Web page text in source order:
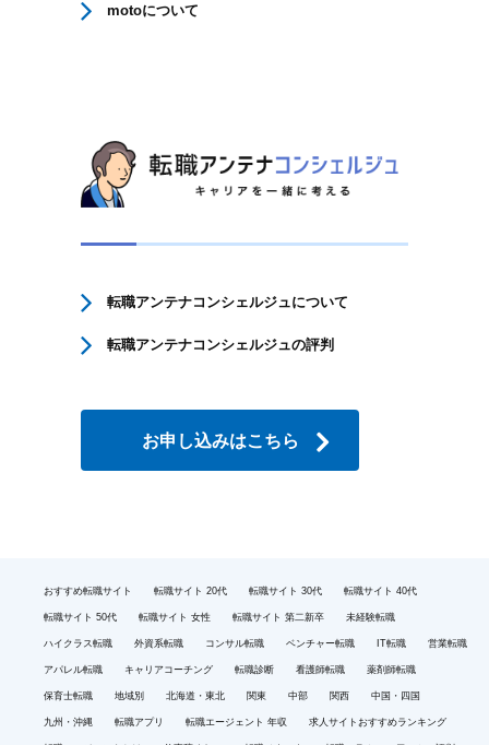
motoについて
転職アンテナコンシェルジュについて
転職アンテナコンシェルジュの評判
お申し込みはこちら
おすすめ転職サイト 転職サイト 20代 転職サイト 30代 転職サイト 40代
転職サイト 50代 転職サイト 女性 転職サイト 第二新卒 未経験転職
ハイクラス転職 外資系転職 コンサル転職 ベンチャー転職 IT転職 営業転職
アパレル転職 キャリアコーチング 転職診断 看護師転職 薬剤師転職
保育士転職 地域別 北海道・東北 関東 中部 関西 中国・四国
九州・沖縄 転職アプリ 転職エージェント 年収 求人サイトおすすめランキング